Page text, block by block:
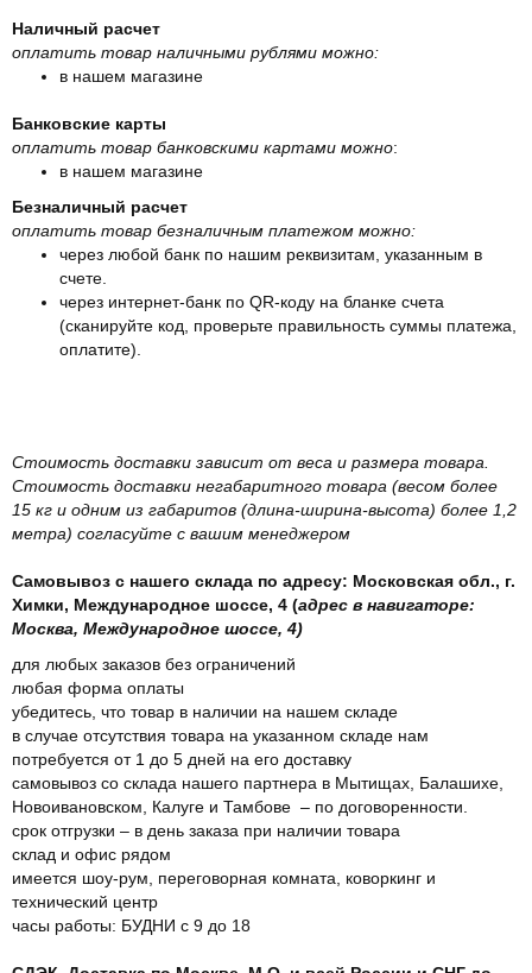
Наличный расчет
оплатить товар наличными рублями можно:
в нашем магазине
Банковские карты
оплатить товар банковскими картами можно:
в нашем магазине
Безналичный расчет
оплатить товар безналичным платежом можно:
через любой банк по нашим реквизитам, указанным в
счете.
через интернет-банк по QR-коду на бланке счета
(сканируйте код, проверьте правильность суммы платежа,
оплатите).
Стоимость доставки зависит от веса и размера товара.
Стоимость доставки негабаритного товара (весом более
15 кг и одним из габаритов (длина-ширина-высота) более 1,2
метра) согласуйте с вашим менеджером
Самовывоз с нашего склада по адресу: Московская обл., г.
Химки, Международное шоссе, 4 (адрес в навигаторе:
Москва, Международное шоссе, 4)
для любых заказов без ограничений
любая форма оплаты
убедитесь, что товар в наличии на нашем складе
в случае отсутствия товара на указанном складе нам
потребуется от 1 до 5 дней на его доставку
самовывоз со склада нашего партнера в Мытищах, Балашихе,
Новоивановском, Калуге и Тамбове – по договоренности.
срок отгрузки – в день заказа при наличии товара
склад и офис рядом
имеется шоу-рум, переговорная комната, коворкинг и
технический центр
часы работы: БУДНИ с 9 до 18